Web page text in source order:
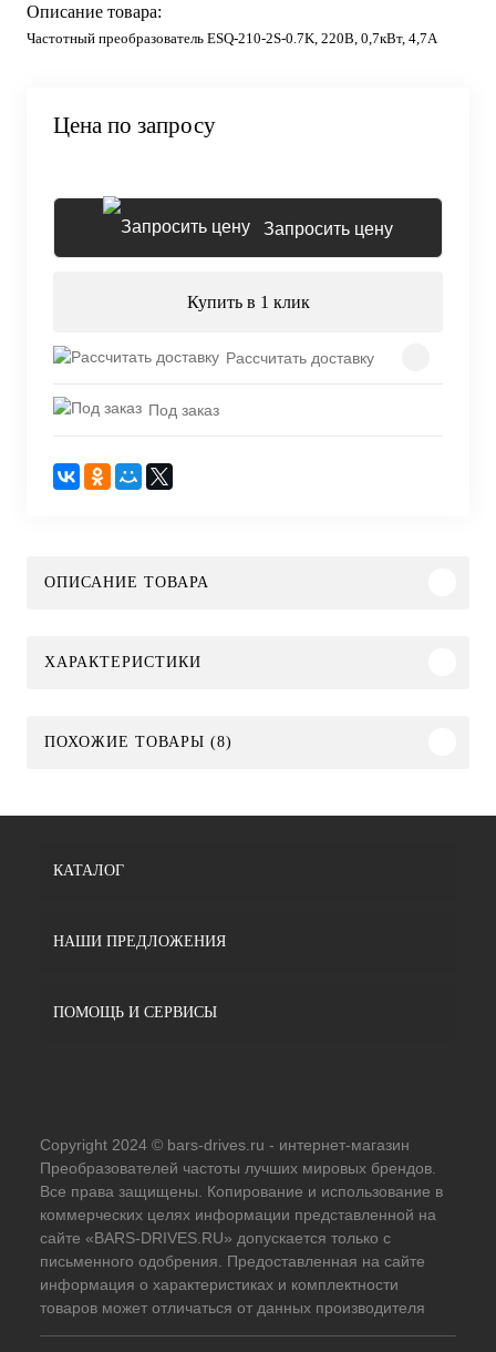
Описание товара:
Частотный преобразователь ESQ-210-2S-0.7K, 220В, 0,7кВт, 4,7А
Цена по запросу
Запросить цену
Купить в 1 клик
Рассчитать доставку
Под заказ
ОПИСАНИЕ ТОВАРА
ХАРАКТЕРИСТИКИ
ПОХОЖИЕ ТОВАРЫ (8)
КАТАЛОГ
НАШИ ПРЕДЛОЖЕНИЯ
ПОМОЩЬ И СЕРВИСЫ
Copyright 2024 © bars-drives.ru - интернет-магазин
Преобразователей частоты лучших мировых брендов.
Все права защищены. Копирование и использование в
коммерческих целях информации представленной на
сайте «BARS-DRIVES.RU» допускается только с
письменного одобрения. Предоставленная на сайте
информация о характеристиках и комплектности
товаров может отличаться от данных производителя